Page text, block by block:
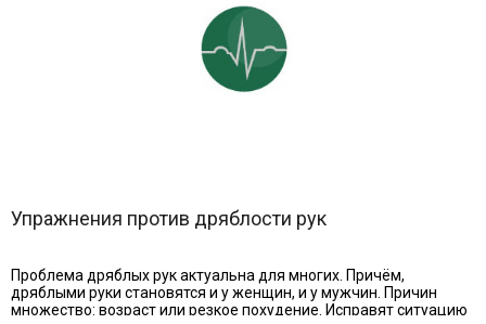
Упражнения против дряблости рук
Проблема дряблых рук актуальна для многих. Причём,
дряблыми руки становятся и у женщин, и у мужчин. Причин
множество: возраст или резкое похудение. Исправят ситуацию